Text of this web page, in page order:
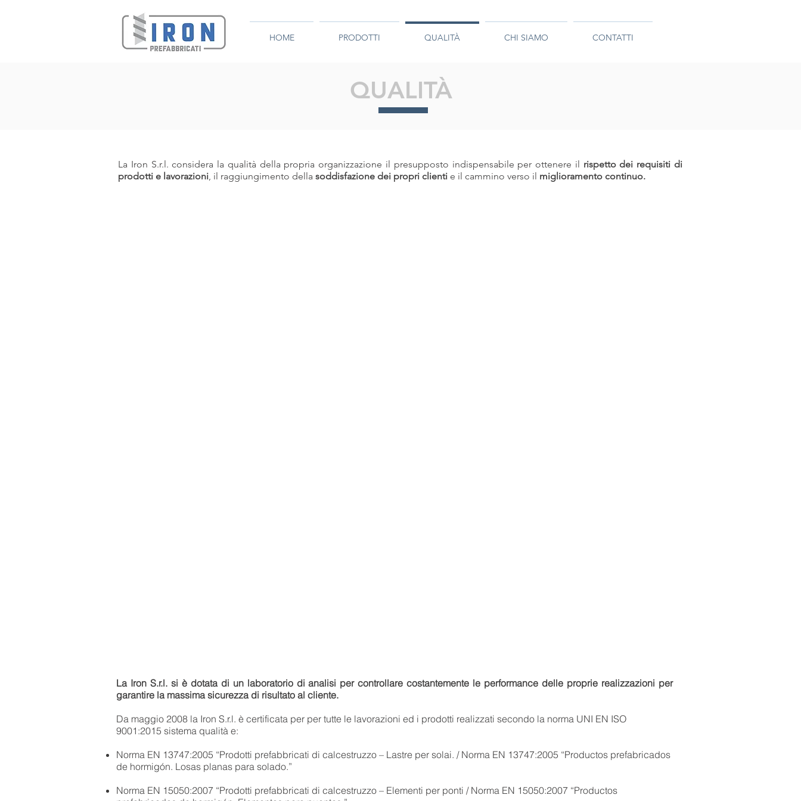
HOME PRODOTTI QUALITÀ CHI SIAMO CONTATTI
QUALITÀ
La Iron S.r.l. considera la qualità della propria organizzazione il presupposto indispensabile per ottenere il rispetto dei requisiti di
prodotti e lavorazioni, il raggiungimento della soddisfazione dei propri clienti e il cammino verso il miglioramento continuo.
La Iron S.r.l. si è dotata di un laboratorio di analisi per controllare costantemente le performance delle proprie realizzazioni per
garantire la massima sicurezza di risultato al cliente.
Da maggio 2008 la Iron S.r.l. è certificata per per tutte le lavorazioni ed i prodotti realizzati secondo la norma UNI EN ISO
9001:2015 sistema qualità e:
Norma EN 13747:2005 “Prodotti prefabbricati di calcestruzzo – Lastre per solai. / Norma EN 13747:2005 “Productos prefabricados
de hormigón. Losas planas para solado.”
Norma EN 15050:2007 “Prodotti prefabbricati di calcestruzzo – Elementi per ponti / Norma EN 15050:2007 “Productos